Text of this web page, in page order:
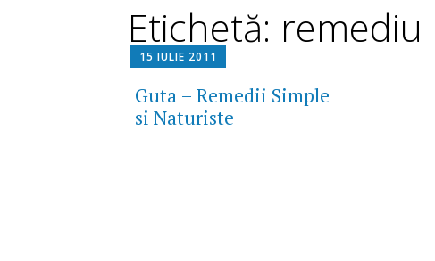
Etichetă:
15 IULIE 2011
Guta – Remedii Simple
si Naturiste